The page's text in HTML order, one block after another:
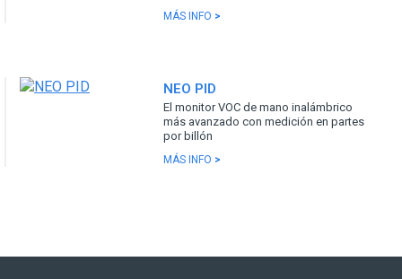
MÁS INFO >
NEO PID
El monitor VOC de mano inalámbrico
más avanzado con medición en partes
por billón
MÁS INFO >